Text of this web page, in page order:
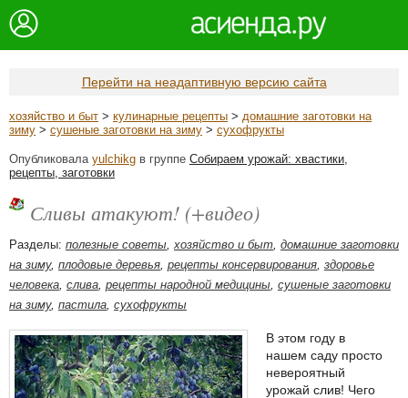
Перейти на неадаптивную версию сайта
хозяйство и быт > кулинарные рецепты > домашние заготовки на
зиму > сушеные заготовки на зиму > сухофрукты
Опубликовала yulchikg в группе Собираем урожай: хвастики,
рецепты, заготовки
Сливы атакуют! (+видео)
Разделы: полезные советы,хозяйство и быт, домашние заготовки
на зиму, плодовые деревья, рецепты консервирования, здоровье
человека, слива, рецепты народной медицины, сушеные заготовки
на зиму, пастила, сухофрукты
В этом году в
нашем саду просто
невероятный
урожай слив! Чего